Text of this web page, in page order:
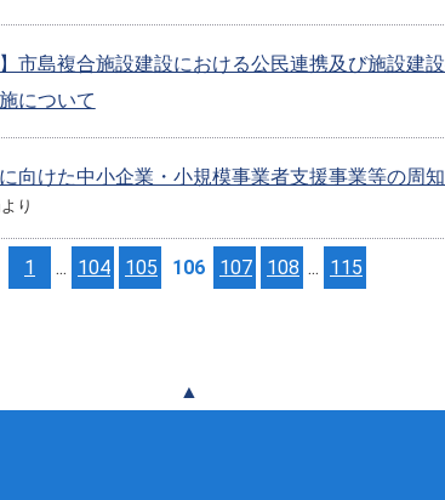
市島複合施設建設における公民連携及び施設建
について
向けた中小企業・小規模事業者支援事業等の周
り
1 ... 104 105 106 107 108 ... 115
▲